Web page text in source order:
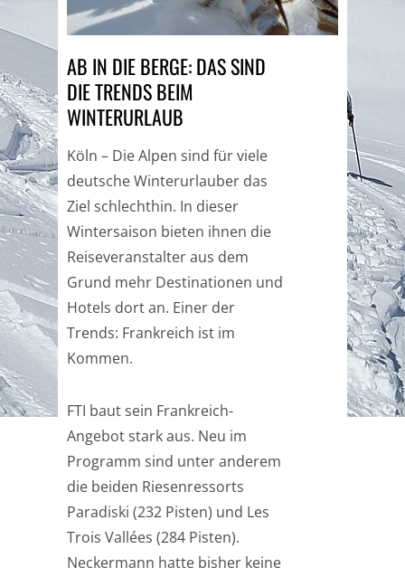
AB IN DIE BERGE: DAS SIND
DIE TRENDS BEIM
WINTERURLAUB
Köln – Die Alpen sind für viele
deutsche Winterurlauber das
Ziel schlechthin. In dieser
Wintersaison bieten ihnen die
Reiseveranstalter aus dem
Grund mehr Destinationen und
Hotels dort an. Einer der
Trends: Frankreich ist im
Kommen.
FTI baut sein Frankreich-
Angebot stark aus. Neu im
Programm sind unter anderem
die beiden Riesenressorts
Paradiski (232 Pisten) und Les
Trois Vallées (284 Pisten).
Neckermann hatte bisher keine